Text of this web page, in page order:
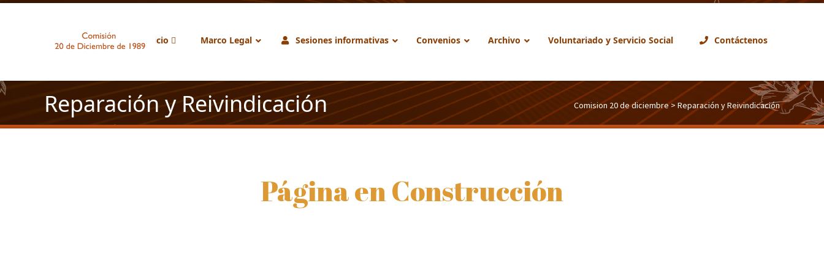
Inicio Marco Legal Sesiones informativas Convenios Archivo Voluntariado y Servicio Social Contáctenos
Reparación y Reivindicación Comision 20 de diciembre> Reparación y Reivindicación
Página en Construcción